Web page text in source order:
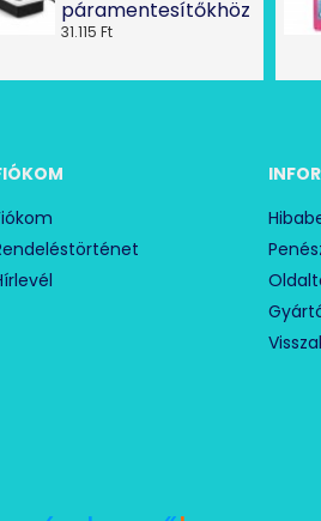
páramentesítőkhöz
31.115 Ft